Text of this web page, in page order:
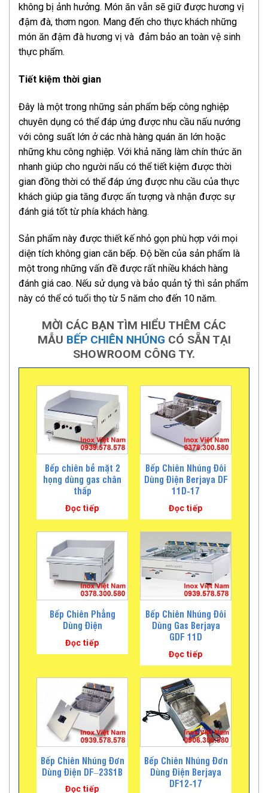
không bị ảnh hưởng. Món ăn vẫn sẽ giữ được hương vị
đậm đà, thơm ngon. Mang đến cho thực khách những
món ăn đậm đà hương vị và đảm bảo an toàn vệ sinh
thực phẩm.
Tiết kiệm thời gian
Đây là một trong những sản phẩm bếp công nghiệp
chuyên dụng có thể đáp ứng được nhu cầu nấu nướng
với công suất lớn ở các nhà hàng quán ăn lớn hoặc
những khu công nghiệp. Với khả năng làm chín thức ăn
nhanh giúp cho người nấu có thể tiết kiệm được thời
gian đồng thời có thể đáp ứng được nhu cầu của thực
khách giúp gia tăng được ấn tượng và nhận được sự
đánh giá tốt từ phía khách hàng.
Sản phẩm này được thiết kế nhỏ gọn phù hợp với mọi
diện tích không gian căn bếp. Độ bền của sản phẩm là
một trong những vấn đề được rất nhiều khách hàng
đánh giá cao. Nếu sử dụng và bảo quản tỷ thì sản phẩm
này có thể có tuổi thọ từ 5 năm cho đến 10 năm.
MỜI CÁC BẠN TÌM HIỂU THÊM CÁC
MẪU BẾP CHIÊN NHÚNG CÓ SẴN TẠI
SHOWROOM CÔNG TY.
Bếp chiên bề mặt 2
họng dùng gas chân
thấp
Đọc tiếp
Bếp Chiên Nhúng Đôi
Dùng Điện Berjaya DF
11D-17
Đọc tiếp
Bếp Chiên Phẳng
Dùng Điện
Đọc tiếp
Bếp Chiên Nhúng Đôi
Dùng Gas Berjaya
GDF 11D
Đọc tiếp
Bếp Chiên Nhúng Đơn
Dùng Điện DF–23S1B
Đọc tiếp
Bếp Chiên Nhúng Đơn
Dùng Điện Berjaya
DF12-17